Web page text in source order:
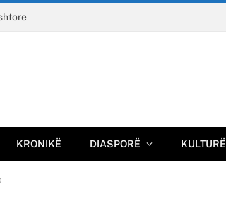
KRONIKË DIASPORË KULTURË